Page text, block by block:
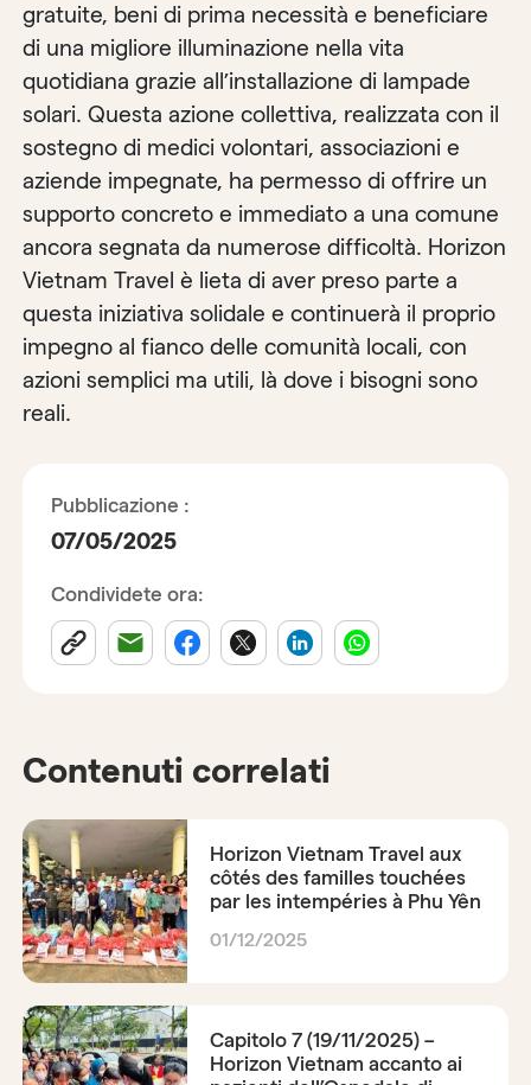
gratuite, beni di prima necessità e beneficiare
di una migliore illuminazione nella vita
quotidiana grazie all’installazione di lampade
solari. Questa azione collettiva, realizzata con il
sostegno di medici volontari, associazioni e
aziende impegnate, ha permesso di offrire un
supporto concreto e immediato a una comune
ancora segnata da numerose difficoltà. Horizon
Vietnam Travel è lieta di aver preso parte a
questa iniziativa solidale e continuerà il proprio
impegno al fianco delle comunità locali, con
azioni semplici ma utili, là dove i bisogni sono
reali.
Pubblicazione :
07/05/2025
Condividete ora:
Contenuti correlati
Horizon Vietnam Travel aux
côtés des familles touchées
par les intempéries à Phu Yên
01/12/2025
Capitolo 7 (19/11/2025) –
Horizon Vietnam accanto ai